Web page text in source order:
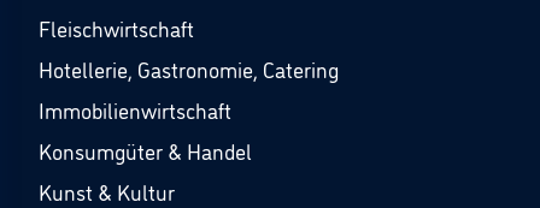
Fleischwirtschaft
Hotellerie, Gastronomie, Catering
Immobilienwirtschaft
Konsumgüter & Handel
Kunst & Kultur